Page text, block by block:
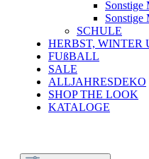
Sonstige
Sonstige
SCHULE
HERBST, WINTER
FUßBALL
SALE
ALLJAHRESDEKO
SHOP THE LOOK
KATALOGE